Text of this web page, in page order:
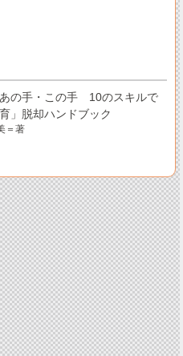
の手・この手 10のスキルで
」脱却ハンドブック
＝著